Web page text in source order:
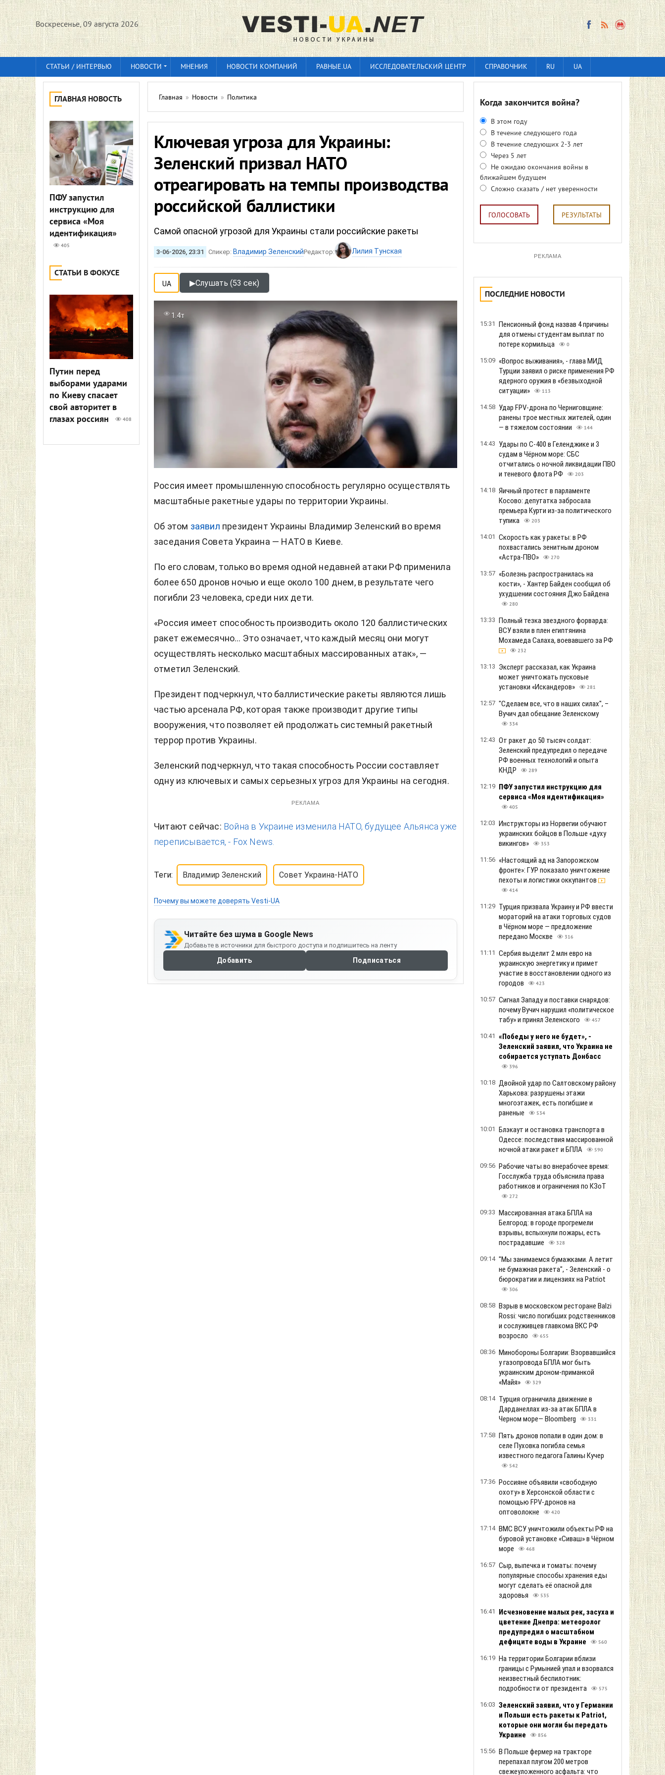
Воскресенье, 09 августа 2026
СТАТЬИ / ИНТЕРВЬЮ НОВОСТИ МНЕНИЯ НОВОСТИ КОМПАНИЙ РАВНЫЕ.UA ИССЛЕДОВАТЕЛЬСКИЙ ЦЕНТР СПРАВОЧНИК RU UA
ГЛАВНАЯ НОВОСТЬ
ПФУ запустил
инструкцию для
сервиса «Моя
идентификация»
405
СТАТЬИ В ФОКУСЕ
Путин перед
выборами ударами
по Киеву спасает
свой авторитет в
глазах россиян
408
Главная » Новости » Политика
Ключевая угроза для Украины:
Зеленский призвал НАТО
отреагировать на темпы производства
российской баллистики
Самой опасной угрозой для Украины стали российские ракеты
3-06-2026, 23:31 Спикер: Владимир ЗеленскийРедактор: Лилия Тунская
UA ▶Слушать (53 сек)
1.4т
Россия имеет промышленную способность регулярно осуществлять
масштабные ракетные удары по территории Украины.
Об этом заявил президент Украины Владимир Зеленский во время
заседания Совета Украина — НАТО в Киеве.
По его словам, только во время одной недавней атаки РФ применила
более 650 дронов ночью и еще около 100 днем, в результате чего
погибли 23 человека, среди них дети.
«Россия имеет способность производить около 120 баллистических
ракет ежемесячно… Это означает, что каждый месяц они могут
осуществлять несколько масштабных массированных атак», —
отметил Зеленский.
Президент подчеркнул, что баллистические ракеты являются лишь
частью арсенала РФ, которая также производит другие типы
вооружения, что позволяет ей продолжать системный ракетный
террор против Украины.
Зеленский подчеркнул, что такая способность России составляет
одну из ключевых и самых серьезных угроз для Украины на сегодня.
РЕКЛАМА
Читают сейчас: Война в Украине изменила НАТО, будущее Альянса уже
переписывается, - Fox News.
Теги: Владимир Зеленский Совет Украина-НАТО
Почему вы можете доверять Vesti-UA
Читайте без шума в Google News
Добавьте в источники для быстрого доступа и подпишитесь на ленту
Добавить Подписаться
Когда закончится война?
В этом году
В течение следующего года
В течение следующих 2-3 лет
Через 5 лет
Не ожидаю окончания войны в
ближайшем будущем
Сложно сказать / нет уверенности
ГОЛОСОВАТЬ РЕЗУЛЬТАТЫ
РЕКЛАМА
ПОСЛЕДНИЕ НОВОСТИ
15:31 Пенсионный фонд назвав 4 причины
для отмены студентам выплат по
потере кормильца
0
15:09 «Вопрос выживания», - глава МИД
Турции заявил о риске применения РФ
ядерного оружия в «безвыходной
ситуации»
113
14:58 Удар FPV-дрона по Черниговщине:
ранены трое местных жителей, один
— в тяжелом состоянии
144
14:43 Удары по С-400 в Геленджике и 3
судам в Чёрном море: СБС
отчитались о ночной ликвидации ПВО
и теневого флота РФ
203
14:18 Яичный протест в парламенте
Косово: депутатка забросала
премьера Курти из-за политического
тупика
203
14:01 Скорость как у ракеты: в РФ
похвастались зенитным дроном
«Астра-ПВО»
270
13:57 «Болезнь распространилась на
кости», - Хантер Байден сообщил об
ухудшении состояния Джо Байдена
280
13:33 Полный тезка звездного форварда:
ВСУ взяли в плен египтянина
Мохамеда Салаха, воевавшего за РФ
232
13:13 Эксперт рассказал, как Украина
может уничтожать пусковые
установки «Искандеров»
281
12:57 "Сделаем все, что в наших силах", –
Вучич дал обещание Зеленскому
334
12:43 От ракет до 50 тысяч солдат:
Зеленский предупредил о передаче
РФ военных технологий и опыта
КНДР
289
12:19 ПФУ запустил инструкцию для
сервиса «Моя идентификация»
405
12:03 Инструкторы из Норвегии обучают
украинских бойцов в Польше «духу
викингов»
353
11:56 «Настоящий ад на Запорожском
фронте»: ГУР показало уничтожение
пехоты и логистики оккупантов
414
11:29 Турция призвала Украину и РФ ввести
мораторий на атаки торговых судов
в Чёрном море — предложение
передано Москве
316
11:11 Сербия выделит 2 млн евро на
украинскую энергетику и примет
участие в восстановлении одного из
городов
423
10:57 Сигнал Западу и поставки снарядов:
почему Вучич нарушил «политическое
табу» и принял Зеленского
457
10:41 «Победы у него не будет», -
Зеленский заявил, что Украина не
собирается уступать Донбасс
396
10:18 Двойной удар по Салтовскому району
Харькова: разрушены этажи
многоэтажек, есть погибшие и
раненые
534
10:01 Блэкаут и остановка транспорта в
Одессе: последствия массированной
ночной атаки ракет и БПЛА
590
09:56 Рабочие чаты во внерабочее время:
Госслужба труда объяснила права
работников и ограничения по КЗоТ
272
09:33 Массированная атака БПЛА на
Белгород: в городе прогремели
взрывы, вспыхнули пожары, есть
пострадавшие
328
09:14 "Мы занимаемся бумажками. А летит
не бумажная ракета", - Зеленский - о
бюрократии и лицензиях на Patriot
306
08:58 Взрыв в московском ресторане Balzi
Rossi: число погибших родственников
и сослуживцев главкома ВКС РФ
возросло
655
08:36 Минобороны Болгарии: Взорвавшийся
у газопровода БПЛА мог быть
украинским дроном-приманкой
«Майя»
329
08:14 Турция ограничила движение в
Дарданеллах из-за атак БПЛА в
Черном море— Bloomberg
331
17:58 Пять дронов попали в один дом: в
селе Пуховка погибла семья
известного педагога Галины Кучер
542
17:36 Россияне объявили «свободную
охоту» в Херсонской области с
помощью FPV-дронов на
оптоволокне
420
17:14 ВМС ВСУ уничтожили объекты РФ на
буровой установке «Сиваш» в Чёрном
море
468
16:57 Сыр, выпечка и томаты: почему
популярные способы хранения еды
могут сделать её опасной для
здоровья
535
16:41
Исчезновение малых рек, засуха и
цветение Днепра: метеоролог
предупредил о масштабном
дефиците воды в Украине
560
16:19 На территории Болгарии вблизи
границы с Румынией упал и взорвался
неизвестный беспилотник:
подробности от президента
575
16:03 Зеленский заяв ил, что у Германии
и Польши есть ракеты к Patriot,
которые они могли бы передать
Украине
856
15:56 В Польше фермер на тракторе
перепахал плугом 200 метров
свежеуложенного асфальта: что